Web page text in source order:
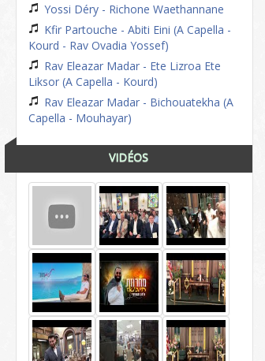
Yossi Déry - Richone Waethannane
Kfir Partouche - Abiti Eini (A Capella -
Kourd - Rav Ovadia Yossef)
Rav Eleazar Madar - Ete Lizroa Ete
Liksor (A Capella - Kourd)
Rav Eleazar Madar - Bichouatekha (A
Capella - Mouhayar)
VIDÉOS